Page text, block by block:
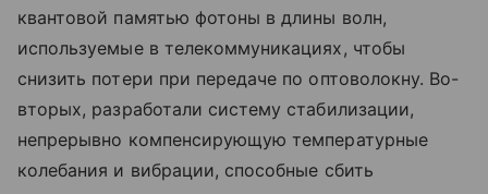
квантовой памятью фотоны в длины волн,
используемые в телекоммуникациях, чтобы
снизить потери при передаче по оптоволокну. Во-
вторых, разработали систему стабилизации,
непрерывно компенсирующую температурные
колебания и вибрации, способные сбить